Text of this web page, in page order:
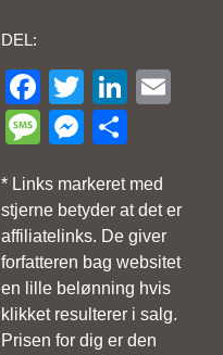
DEL:
Facebook
Twitter
Message
* Links markeret med
stjerne betyder at det er
affiliatelinks. De giver
forfatteren bag websitet
en lille belønning hvis
klikket resulterer i salg.
Prisen for dig er den